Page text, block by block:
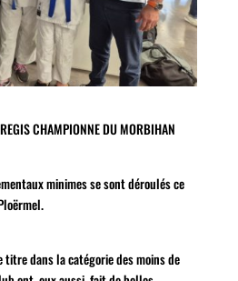
CHAMPIONNE DU MORBIHAN
minimes se sont déroulés ce
titre dans la catégorie des moins de